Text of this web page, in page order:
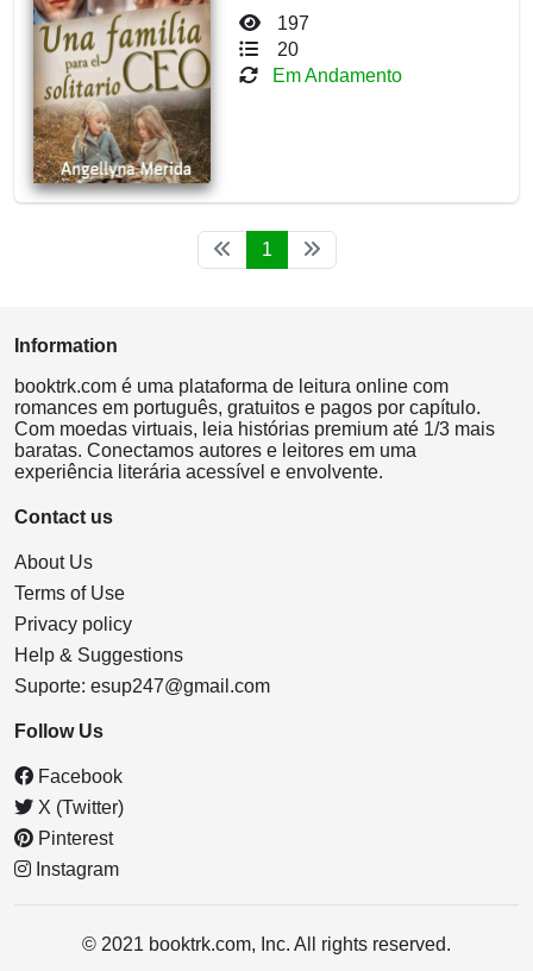
197
20
Em Andamento
1
Information
booktrk.com é uma plataforma de leitura online com
romances em português, gratuitos e pagos por capítulo.
Com moedas virtuais, leia histórias premium até 1/3 mais
baratas. Conectamos autores e leitores em uma
experiência literária acessível e envolvente.
Contact us
About Us
Terms of Use
Privacy policy
Help & Suggestions
Suporte: esup247@gmail.com
Follow Us
Facebook
X (Twitter)
Pinterest
Instagram
© 2021 booktrk.com, Inc. All rights reserved.